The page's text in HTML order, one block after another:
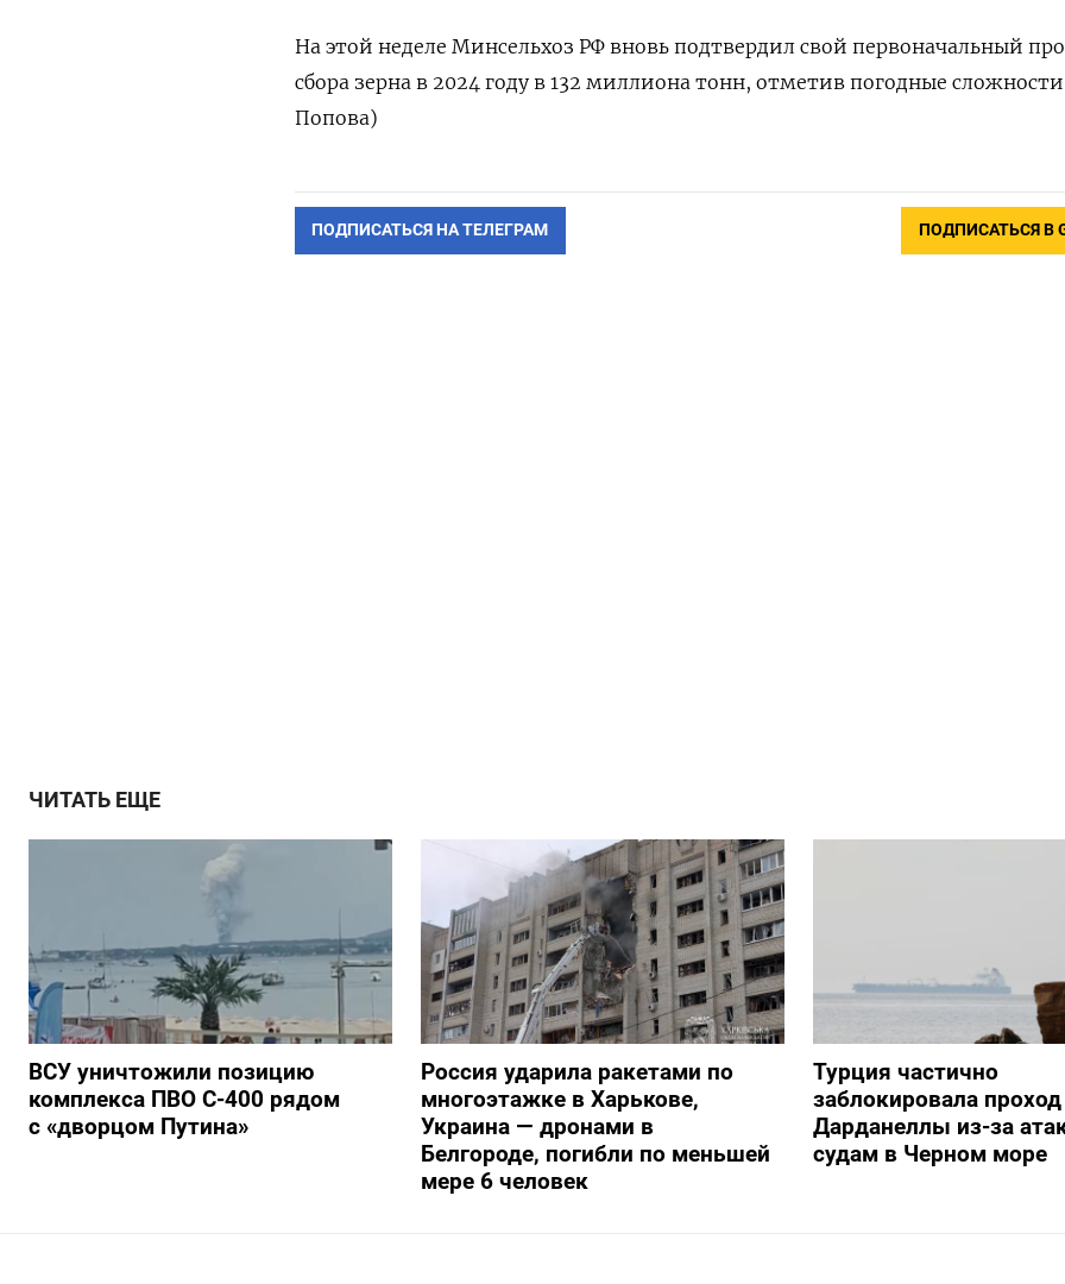
На этой неделе Минсельхоз РФ вновь подтвердил свой первоначальный
сбора зерна в 2024 году в 132 миллиона тонн, отметив погодные
Попова)
ПОДПИСАТЬСЯ НА ТЕЛЕГРАМ ПОДПИСАТЬСЯ В
ЧИТАТЬ ЕЩЕ
ВСУ уничтожили позицию
комплекса ПВО С-400 рядом
с «дворцом Путина»
Россия ударила ракетами по
многоэтажке в Харькове,
Украина — дронами в
Белгороде, погибли по меньшей
мере 6 человек
Турция частично
заблокировала
Дарданеллы из-за
судам в Черном море